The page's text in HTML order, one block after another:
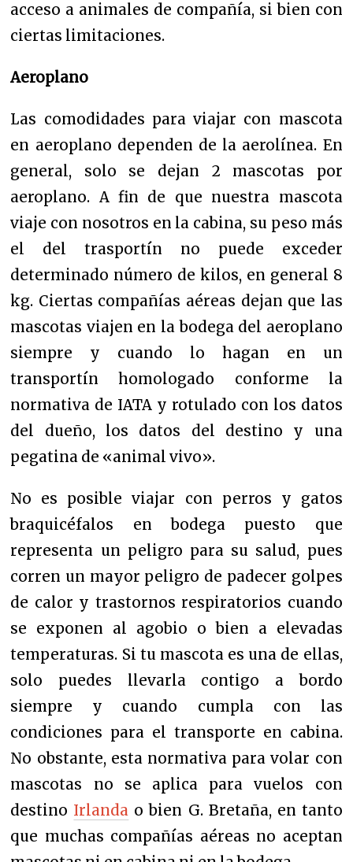
acceso a animales de compañía, si bien con
ciertas limitaciones.
Aeroplano
Las comodidades para viajar con mascota
en aeroplano dependen de la aerolínea. En
general, solo se dejan 2 mascotas por
aeroplano. A fin de que nuestra mascota
viaje con nosotros en la cabina, su peso más
el del trasportín no puede exceder
determinado número de kilos, en general 8
kg. Ciertas compañías aéreas dejan que las
mascotas viajen en la bodega del aeroplano
siempre y cuando lo hagan en un
transportín homologado conforme la
normativa de IATA y rotulado con los datos
del dueño, los datos del destino y una
pegatina de «animal vivo».
No es posible viajar con perros y gatos
braquicéfalos en bodega puesto que
representa un peligro para su salud, pues
corren un mayor peligro de padecer golpes
de calor y trastornos respiratorios cuando
se exponen al agobio o bien a elevadas
temperaturas. Si tu mascota es una de ellas,
solo puedes llevarla contigo a bordo
siempre y cuando cumpla con las
condiciones para el transporte en cabina.
No obstante, esta normativa para volar con
mascotas no se aplica para vuelos con
destino Irlanda o bien G. Bretaña, en tanto
que muchas compañías aéreas no aceptan